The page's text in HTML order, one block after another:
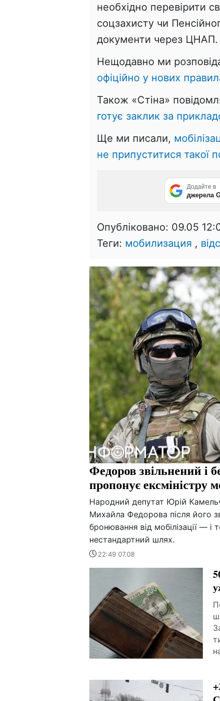
необхідно перевірити
соцзахисту чи
документи через ЦНАП.
Нещодавно ми
офіційно у нових
Також «Стіна»
готує заклик за
Ще ми писали,
не припуститися такої
Додайте в
джерела
Опубліковано: 09.05
Теги: мобилизация ,
Федоров звільнений і
пропонує ексміністру
Народний депутат Юрій
Михайла Федорова після його
бронювання від мобілізації —
нестандартний шлях.
22:49 07.08